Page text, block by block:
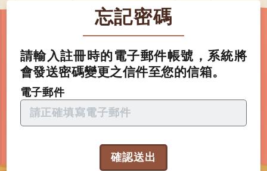
忘記密碼
請輸入註冊時的電子郵件帳號，系統將
會發送密碼變更之信件至您的信箱。
電子郵件
確認送出